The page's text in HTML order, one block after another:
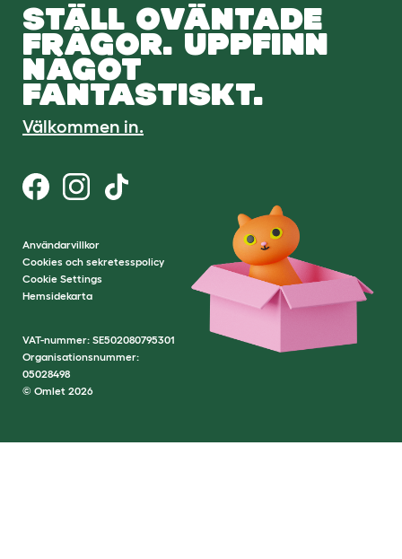
STÄLL OVÄNTADE
FRÅGOR. UPPFINN
NÅGOT
FANTASTISKT.
Välkommen in.
Användarvillkor
Cookies och sekretesspolicy
Cookie Settings
Hemsidekarta
VAT-nummer: SE502080795301
Organisationsnummer:
05028498
© Omlet 2026